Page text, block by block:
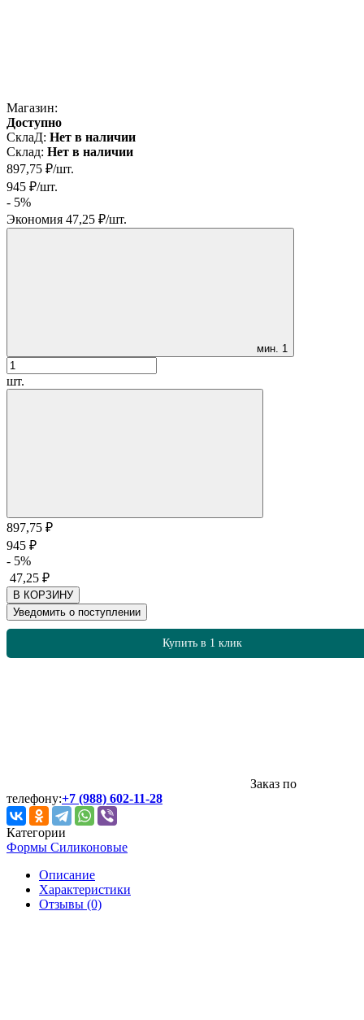
Магазин:
Доступно
СклаД: Нет в наличии
Склад: Нет в наличии
897,75 ₽/шт.
945 ₽/шт.
- 5%
Экономия 47,25 ₽/шт.
мин. 1
шт.
897,75 ₽
945 ₽
- 5%
47,25 ₽
В КОРЗИНУ
Уведомить о поступлении
Купить в 1 клик
Заказ по
телефону:+7 (988) 602-11-28
Категории
Формы Силиконовые
Описание
Характеристики
Отзывы (0)